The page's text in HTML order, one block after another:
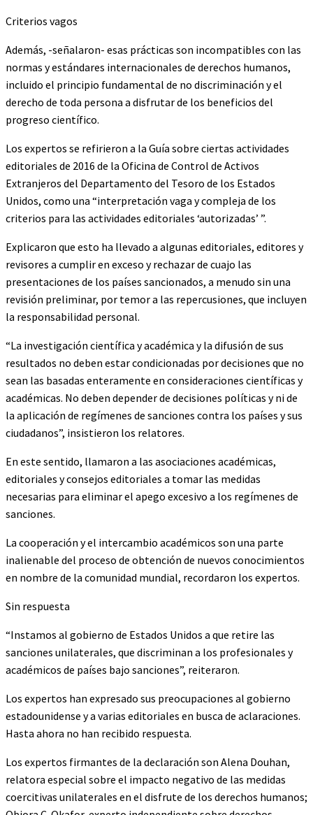
Criterios vagos
Además, -señalaron- esas prácticas son incompatibles con las
normas y estándares internacionales de derechos humanos,
incluido el principio fundamental de no discriminación y el
derecho de toda persona a disfrutar de los beneficios del
progreso científico.
Los expertos se refirieron a la Guía sobre ciertas actividades
editoriales de 2016 de la Oficina de Control de Activos
Extranjeros del Departamento del Tesoro de los Estados
Unidos, como una “interpretación vaga y compleja de los
criterios para las actividades editoriales ‘autorizadas’ ”.
Explicaron que esto ha llevado a algunas editoriales, editores y
revisores a cumplir en exceso y rechazar de cuajo las
presentaciones de los países sancionados, a menudo sin una
revisión preliminar, por temor a las repercusiones, que incluyen
la responsabilidad personal.
“La investigación científica y académica y la difusión de sus
resultados no deben estar condicionadas por decisiones que no
sean las basadas enteramente en consideraciones científicas y
académicas. No deben depender de decisiones políticas y ni de
la aplicación de regímenes de sanciones contra los países y sus
ciudadanos”, insistieron los relatores.
En este sentido, llamaron a las asociaciones académicas,
editoriales y consejos editoriales a tomar las medidas
necesarias para eliminar el apego excesivo a los regímenes de
sanciones.
La cooperación y el intercambio académicos son una parte
inalienable del proceso de obtención de nuevos conocimientos
en nombre de la comunidad mundial, recordaron los expertos.
Sin respuesta
“Instamos al gobierno de Estados Unidos a que retire las
sanciones unilaterales, que discriminan a los profesionales y
académicos de países bajo sanciones”, reiteraron.
Los expertos han expresado sus preocupaciones al gobierno
estadounidense y a varias editoriales en busca de aclaraciones.
Hasta ahora no han recibido respuesta.
Los expertos firmantes de la declaración son Alena Douhan,
relatora especial sobre el impacto negativo de las medidas
coercitivas unilaterales en el disfrute de los derechos humanos;